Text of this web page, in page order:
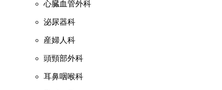
心臓血管外科
泌尿器科
産婦人科
頭頸部外科
耳鼻咽喉科